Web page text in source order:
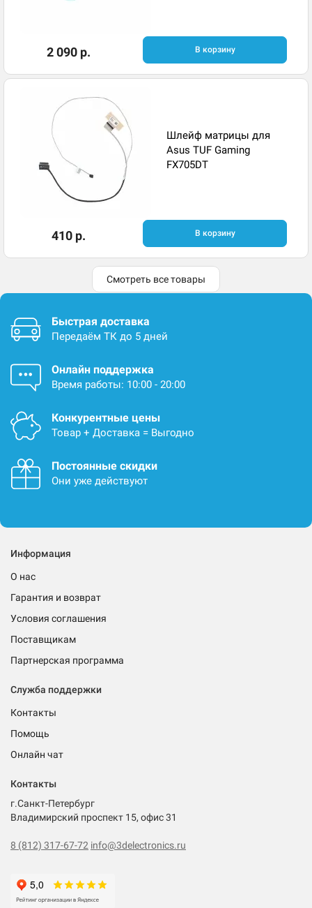
2 090 р. В корзину
Шлейф матрицы для
Asus TUF Gaming
FX705DT
410 р. В корзину
Смотреть все товары
Быстрая доставка
Передаём ТК до 5 дней
Онлайн поддержка
Время работы: 10:00 - 20:00
Конкурентные цены
Товар + Доставка = Выгодно
Постоянные скидки
Они уже действуют
Информация
О нас
Гарантия и возврат
Условия соглашения
Поставщикам
Партнерская программа
Служба поддержки
Контакты
Помощь
Онлайн чат
Контакты
г.Санкт-Петербург
Владимирский проспект 15, офис 31
8 (812) 317-67-72 info@3delectronics.ru